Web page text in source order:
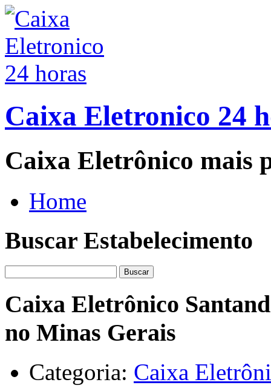
Caixa Eletronico 24
Caixa Eletrônico mais
Home
Buscar Estabelecimento
Buscar
Caixa Eletrônico
no Minas Gerais
Categoria: Caixa